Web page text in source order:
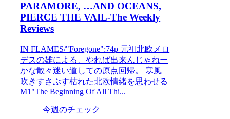
PARAMORE, …AND OCEANS,
PIERCE THE VAIL-The Weekly
Reviews
IN FLAMES/"Foregone":74p 元祖北欧メロ
デスの雄による、やれば出来んじゃねー
かな散々迷い道しての原点回帰。 寒風
吹きすさぶす枯れた北欧情緒を思わせる
M1"The Beginning Of All Thi...
今週のチェック